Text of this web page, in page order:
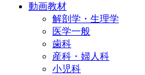
動画教材
解剖学・生理学
医学一般
歯科
産科・婦人科
小児科